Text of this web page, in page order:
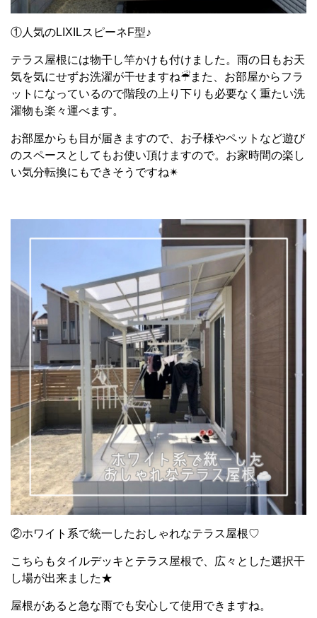
①人気のLIXILスピーネF型♪
テラス屋根には物干し竿かけも付けました。雨の日もお天
気を気にせずお洗濯が干せますね☔︎また、お部屋からフラ
ットになっているので階段の上り下りも必要なく重たい洗
濯物も楽々運べます。
お部屋からも目が届きますので、お子様やペットなど遊び
のスペースとしてもお使い頂けますので。お家時間の楽し
い気分転換にもできそうですね✴︎
②ホワイト系で統一したおしゃれなテラス屋根♡
こちらもタイルデッキとテラス屋根で、広々とした選択干
し場が出来ました★
屋根があると急な雨でも安心して使用できますね。